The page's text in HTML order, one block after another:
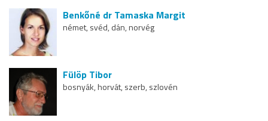
Benkőné dr Tamaska Margit
német, svéd, dán, norvég
Fülöp Tibor
bosnyák, horvát, szerb, szlovén